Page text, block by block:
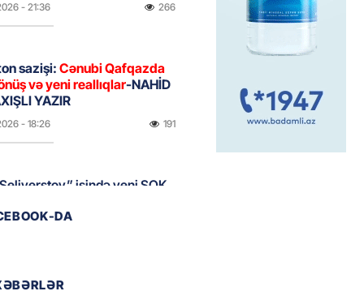
- 21:36 266
sazişi:Cənubi Qafqazda
və yeni reallıqlar-NAHİD
YAZIR
- 18:26 191
işində yeni ŞOK
sürətli qaçış
DA